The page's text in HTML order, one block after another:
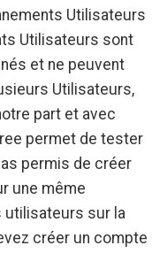
Utilisateurs
Utilisateurs sont
et ne peuvent
Utilisateurs,
part et avec
permet de tester
permis de créer
une même
utilisateurs sur la
créer un compte